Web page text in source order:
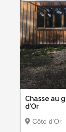
Chasse au
d'Or
Côte d'Or